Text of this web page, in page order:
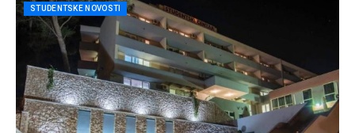
STUDENTSKE NOVOSTI